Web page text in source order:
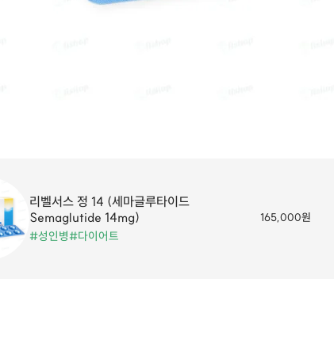
리벨서스 정 14 (세마글루타이드
Semaglutide 14mg)
#성인병#다이어트
165,000원